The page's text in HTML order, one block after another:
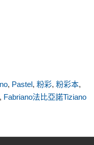
, Pastel, 粉彩, 粉彩本,
, Fabriano法比亞諾Tiziano